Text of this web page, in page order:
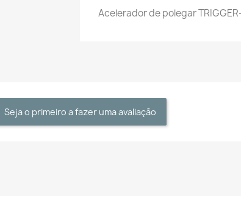
Acelerador de polegar
Seja o primeiro a fazer uma avaliação